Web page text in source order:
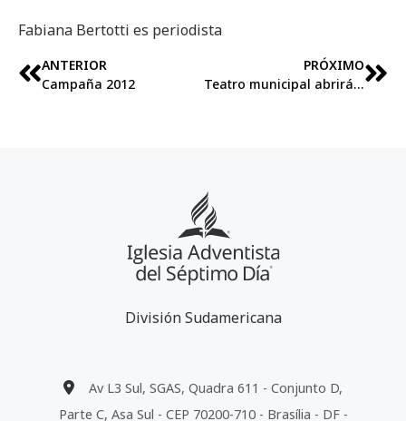
Fabiana Bertotti es periodista
ANTERIOR
Campaña 2012
PRÓXIMO
Teatro municipal abrirá sus puertas para campaña Rompiendo el Silencio
División Sudamericana
Av L3 Sul, SGAS, Quadra 611 - Conjunto D,
Parte C, Asa Sul - CEP 70200-710 - Brasília - DF -